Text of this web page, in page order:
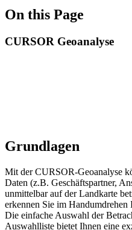
On this Page
CURSOR Geoanalyse
Grundlagen
Mit der CURSOR-Geoanalyse
Daten (z.B. Geschäftspartner,
unmittelbar auf der Landkarte
erkennen Sie im
Die einfache Auswahl der
Auswahlliste bietet Ihnen eine